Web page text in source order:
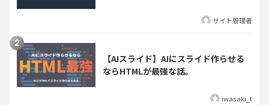
サイト管理者
【AIスライド】AIにスライド作らせる
ならHTMLが最強な話。
iwasaki_t